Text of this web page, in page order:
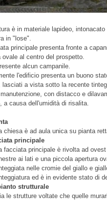
è in materiale lapideo,
in "lose".
principale presenta fronte a
ovale al centro del prospetto.
alcun campanile.
l'edificio presenta un buono
lasciati a vista sotto la recente
con distacco e
a causa dell'umidità di risalita.
chiesa è ad aula unica su pianta
principale
facciata principale è rivolta ad
ai lati e una piccola apertura
nelle cromie del giallo e
ed è in evidente stato di
strutturale
le strutture voltate che quelle